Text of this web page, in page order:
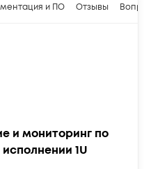
и ПО Отзывы
и мониторинг по
1U